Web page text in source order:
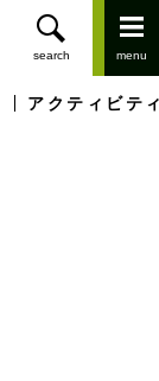
アクティビテ